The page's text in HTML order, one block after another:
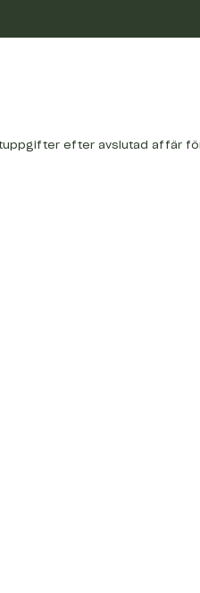
efter avslutad affär